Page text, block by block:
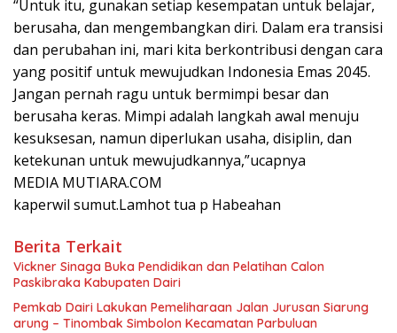
“Untuk itu, gunakan setiap kesempatan untuk belajar,
berusaha, dan mengembangkan diri. Dalam era transisi
dan perubahan ini, mari kita berkontribusi dengan cara
yang positif untuk mewujudkan Indonesia Emas 2045.
Jangan pernah ragu untuk bermimpi besar dan
berusaha keras. Mimpi adalah langkah awal menuju
kesuksesan, namun diperlukan usaha, disiplin, dan
ketekunan untuk mewujudkannya,”ucapnya
MEDIA MUTIARA.COM
kaperwil sumut.Lamhot tua p Habeahan
Berita Terkait
Vickner Sinaga Buka Pendidikan dan Pelatihan Calon
Paskibraka Kabupaten Dairi
Pemkab Dairi Lakukan Pemeliharaan Jalan Jurusan Siarung
arung – Tinombak Simbolon Kecamatan Parbuluan